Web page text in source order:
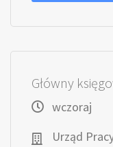
Główny
wczoraj
Urząd